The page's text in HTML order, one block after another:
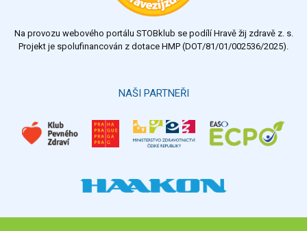
Na provozu webového portálu STOBklub se podílí Hravě žij zdravě z. s.
Projekt je spolufinancován z dotace HMP (DOT/81/01/002536/2025).
NAŠI PARTNEŘI